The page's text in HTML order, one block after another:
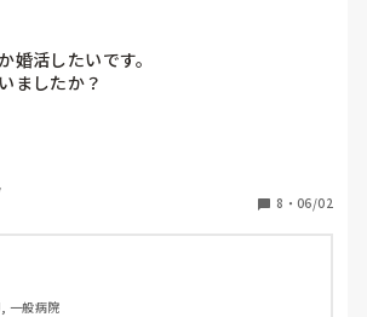
婚活したいです。
ましたか？
かでオススメありますか？
8 ・ 06/02
一般病院